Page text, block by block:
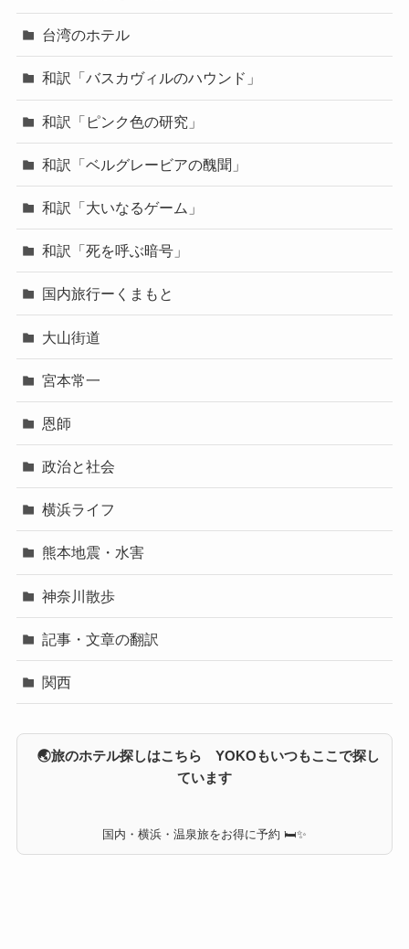
台湾のホテル
和訳「バスカヴィルのハウンド」
和訳「ピンク色の研究」
和訳「ベルグレービアの醜聞」
和訳「大いなるゲーム」
和訳「死を呼ぶ暗号」
国内旅行ーくまもと
大山街道
宮本常一
恩師
政治と社会
横浜ライフ
熊本地震・水害
神奈川散歩
記事・文章の翻訳
関西
🌏旅のホテル探しはこちら YOKOもいつもここで探し
ています
国内・横浜・温泉旅をお得に予約 🛏✨